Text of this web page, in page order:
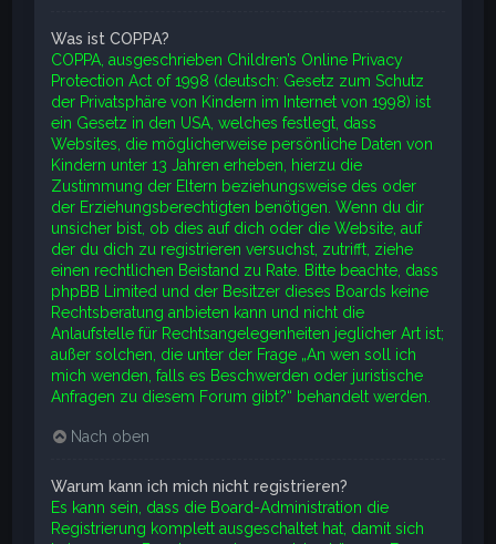
Was ist COPPA?
COPPA, ausgeschrieben Children’s Online Privacy
Protection Act of 1998 (deutsch: Gesetz zum Schutz
der Privatsphäre von Kindern im Internet von 1998) ist
ein Gesetz in den USA, welches festlegt, dass
Websites, die möglicherweise persönliche Daten von
Kindern unter 13 Jahren erheben, hierzu die
Zustimmung der Eltern beziehungsweise des oder
der Erziehungsberechtigten benötigen. Wenn du dir
unsicher bist, ob dies auf dich oder die Website, auf
der du dich zu registrieren versuchst, zutrifft, ziehe
einen rechtlichen Beistand zu Rate. Bitte beachte, dass
phpBB Limited und der Besitzer dieses Boards keine
Rechtsberatung anbieten kann und nicht die
Anlaufstelle für Rechtsangelegenheiten jeglicher Art ist;
außer solchen, die unter der Frage „An wen soll ich
mich wenden, falls es Beschwerden oder juristische
Anfragen zu diesem Forum gibt?“ behandelt werden.
Nach oben
Warum kann ich mich nicht registrieren?
Es kann sein, dass die Board-Administration die
Registrierung komplett ausgeschaltet hat, damit sich